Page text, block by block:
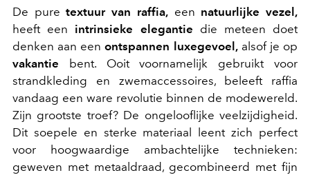
De puretextuur van raffia,een natuurlijke vezel,
heeft een intrinsieke elegantie die meteen doet
denken aan eenontspannen luxegevoel,alsof je op
vakantie bent. Ooit voornamelijk gebruikt voor
strandkleding en zwemaccessoires, beleeft raffia
vandaag een ware revolutie binnen de modewereld.
Zijn grootste troef? De ongelooflijke veelzijdigheid.
Dit soepele en sterke materiaal leent zich perfect
voor hoogwaardige ambachtelijke technieken:
geweven met metaaldraad, gecombineerd met fijn